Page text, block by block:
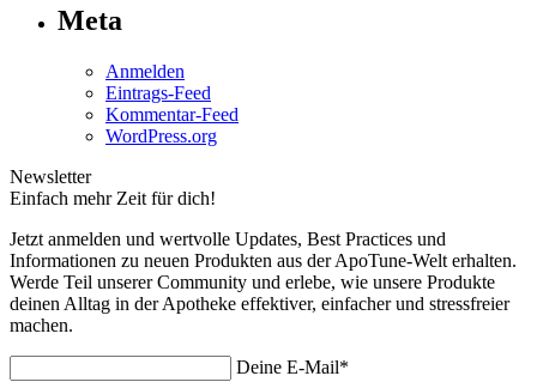
Meta
Anmelden
Eintrags-Feed
Kommentar-Feed
WordPress.org
Newsletter
Einfach mehr Zeit für dich!
Jetzt anmelden und wertvolle Updates, Best Practices und
Informationen zu neuen Produkten aus der ApoTune-Welt erhalten.
Werde Teil unserer Community und erlebe, wie unsere Produkte
deinen Alltag in der Apotheke effektiver, einfacher und stressfreier
machen.
Deine E-Mail*